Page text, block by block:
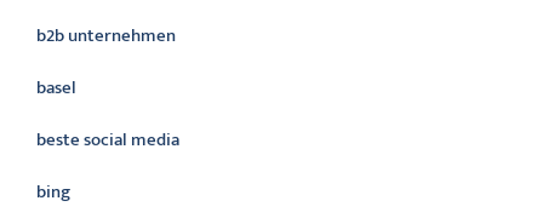
b2b unternehmen
basel
beste social media
bing